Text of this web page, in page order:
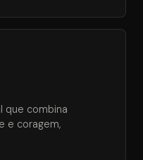
que combina
e coragem,